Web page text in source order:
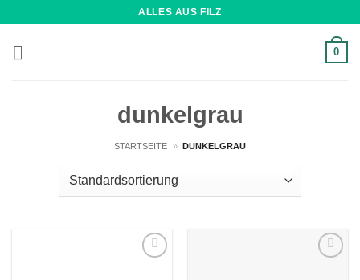
springen
ALLES AUS FILZ
0
dunkelgrau
STARTSEITE » DUNKELGRAU